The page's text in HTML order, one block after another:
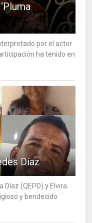
por el actor
ha tenido en
Díaz
(QEPD) y Elvira
y bendecido